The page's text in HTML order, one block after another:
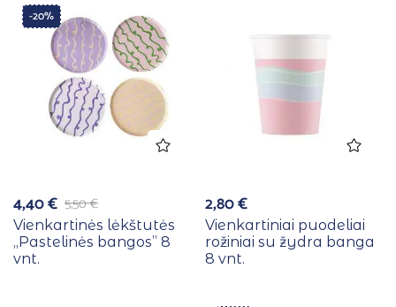
-20%
5,50€
4,40€
Vienkartinės lėkštutės
,,Pastelinės bangos” 8
vnt.
2,80€
Vienkartiniai puodeliai
rožiniai su žydra banga
8 vnt.